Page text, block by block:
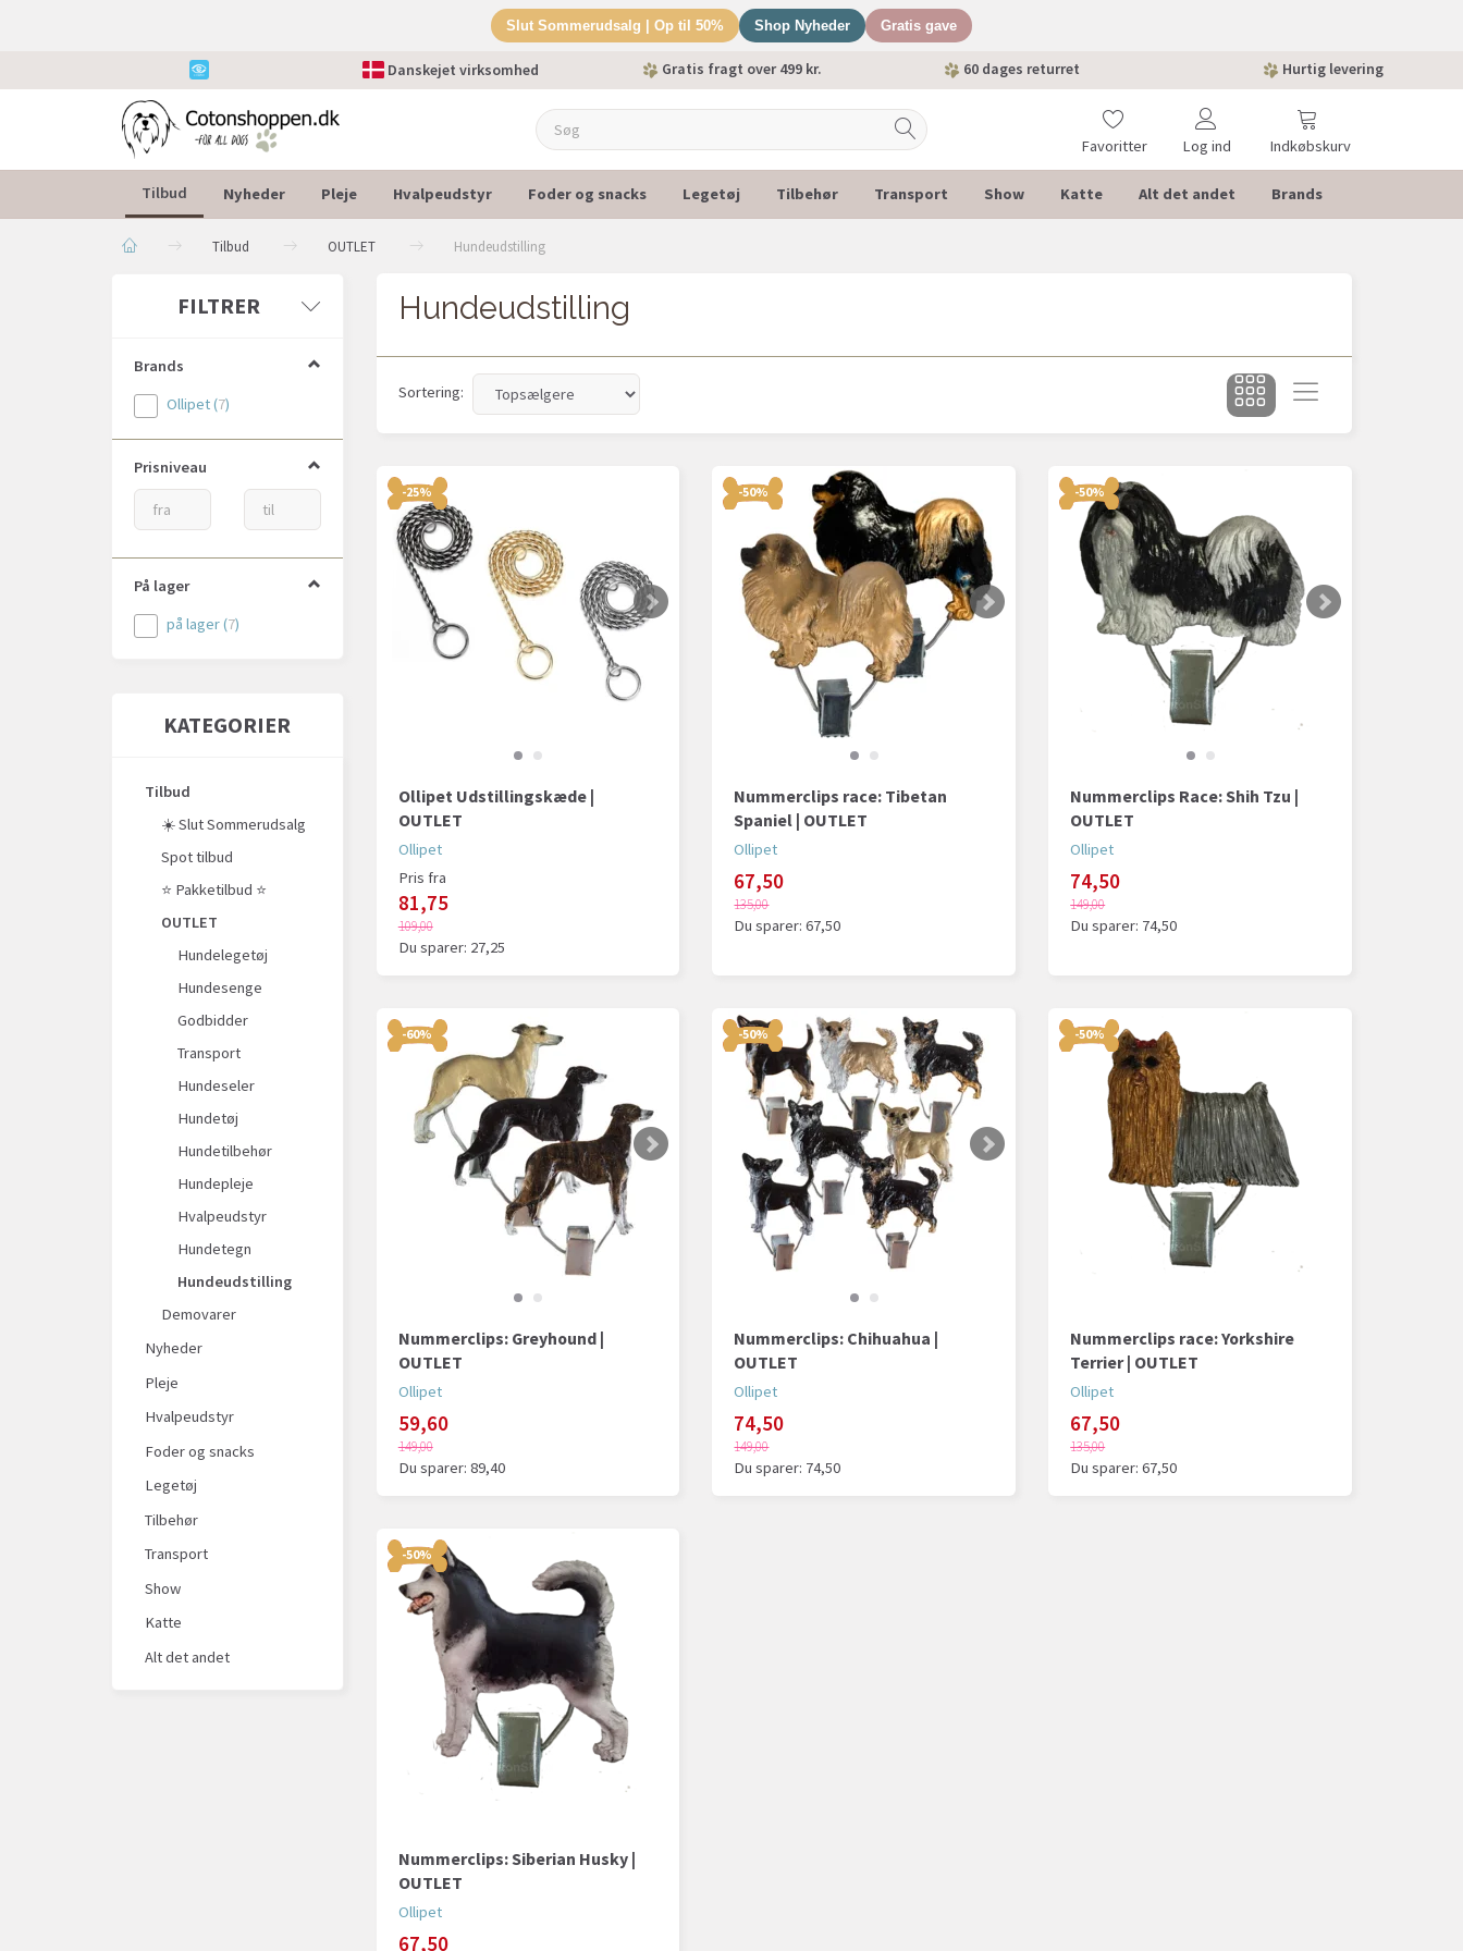
Slut Sommerudsalg | Op til 50% Shop Nyheder Gratis gave
Danskejet virksomhed Gratis fragt over 499 kr. 60 dages returret Hurtig levering
Indkøbskurv
Favoritter Log ind
Tilbud Nyheder Pleje Hvalpeudstyr Foder og snacks Legetøj Tilbehør Transport Show Katte Alt det andet Brands
Tilbud OUTLET Hundeudstilling
FILTRER
Brands
Ollipet(7)
Prisniveau
På lager
på lager(7)
KATEGORIER
Tilbud
☀️ Slut Sommerudsalg
Spot tilbud
⭐️ Pakketilbud ⭐️
OUTLET
Hundelegetøj
Hundesenge
Godbidder
Transport
Hundeseler
Hundetøj
Hundetilbehør
Hundepleje
Hvalpeudstyr
Hundetegn
Hundeudstilling
Demovarer
Nyheder
Pleje
Hvalpeudstyr
Foder og snacks
Legetøj
Tilbehør
Transport
Show
Katte
Alt det andet
Hundeudstilling
Sortering:
-25%
Ollipet Udstillingskæde |
OUTLET
Ollipet
Pris fra
81,75
109,00
Du sparer: 27,25
-50%
Nummerclips race: Tibetan
Spaniel | OUTLET
Ollipet
67,50
135,00
Du sparer:67,50
-50%
Nummerclips Race: Shih Tzu |
OUTLET
Ollipet
74,50
149,00
Du sparer: 74,50
-60%
Nummerclips: Greyhound |
OUTLET
Ollipet
59,60
149,00
Du sparer: 89,40
-50%
Nummerclips: Chihuahua |
OUTLET
Ollipet
74,50
149,00
Du sparer: 74,50
-50%
Nummerclips race: Yorkshire
Terrier | OUTLET
Ollipet
67,50
135,00
Du sparer:67,50
-50%
Nummerclips: Siberian Husky |
OUTLET
Ollipet
67,50